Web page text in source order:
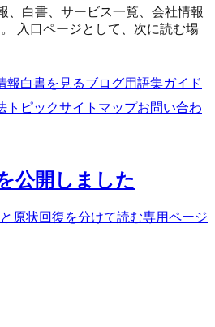
、白書、サービス一覧、会社情報
入口ページとして、次に読む場
報白書を見るブログ用語集ガイド
トピックサイトマップお問い合わ
公開しました
原状回復を分けて読む専用ページ